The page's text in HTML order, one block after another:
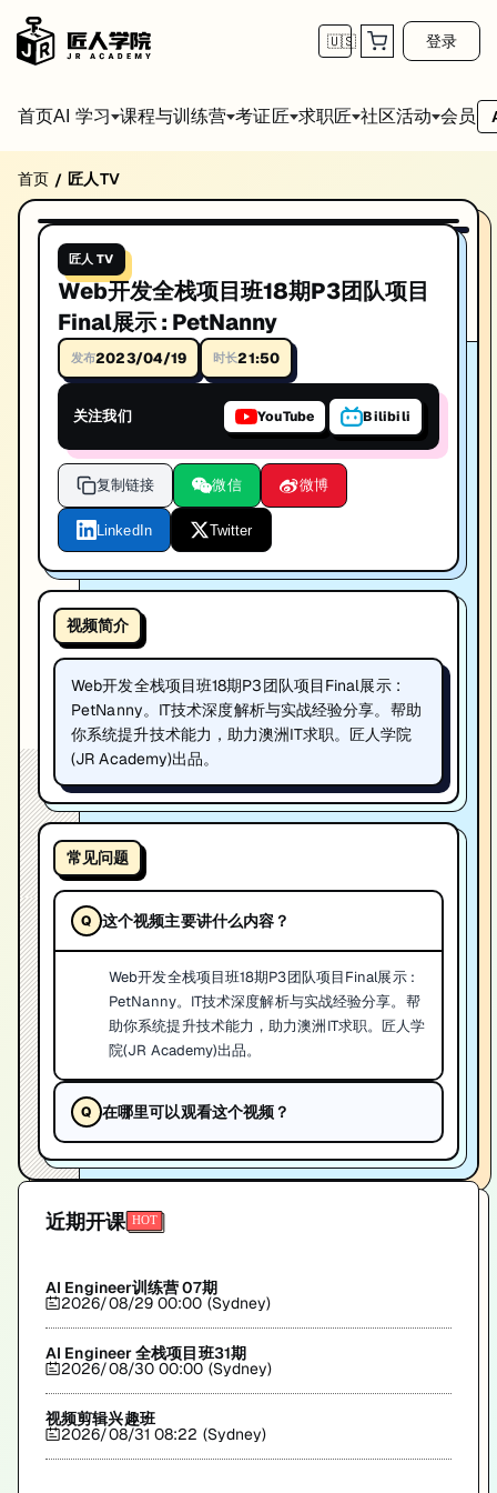
🇺🇸 登录
首页AI 学习 课程与训练营 考证匠 求职匠 社区活动 会员
Web开发全栈项目班18期P3团队项目Final展
Web开发全栈项目班18期P3团队项目Final展示 : PetNanny。IT技术深
时长: 21:50
发布日期: 2023/4/19
本视频由匠人学院提供，涵盖IT技术相关知识点，帮助你系统学习和提
首页 / 匠人TV
播放视频
匠人 TV
Web开发全栈项目班18期P3团队项目
Final展示 : PetNanny
发布2023/04/19 时长21:50
关注我们 YouTube Bilibili
复制链接 微信 微博
LinkedIn Twitter
视频简介
Web开发全栈项目班18期P3团队项目Final展示 :
PetNanny。IT技术深度解析与实战经验分享。帮助
你系统提升技术能力，助力澳洲IT求职。匠人学院
(JR Academy)出品。
常见问题
这个视频主要讲什么内容？
Web开发全栈项目班18期P3团队项目Final展示 :
PetNanny。IT技术深度解析与实战经验分享。帮
助你系统提升技术能力，助力澳洲IT求职。匠人学
院(JR Academy)出品。
在哪里可以观看这个视频？
近期开课
AI Engineer训练营 07期
2026/08/29 00:00 (Sydney)
AI Engineer 全栈项目班31期
2026/08/30 00:00 (Sydney)
视频剪辑兴趣班
2026/08/31 08:22 (Sydney)